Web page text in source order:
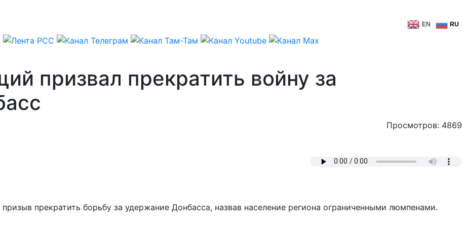
EN RU
призвал прекратить войну за
Просмотров: 4869
прекратить борьбу за удержание Донбасса, назвав население региона ограниченными люмпенами.